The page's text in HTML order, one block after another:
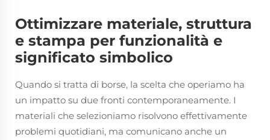
Ottimizzare materiale, struttura
e stampa per funzionalità e
significato simbolico
Quando si tratta di borse, la scelta che operiamo ha
un impatto su due fronti contemporaneamente. I
materiali che selezioniamo risolvono effettivamente
problemi quotidiani, ma comunicano anche un